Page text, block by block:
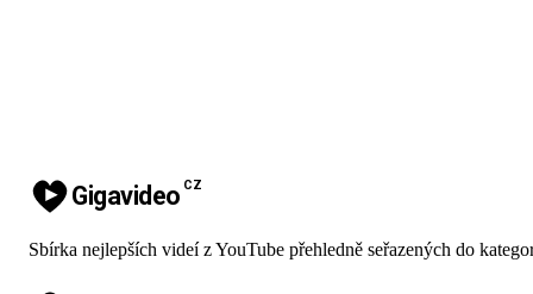
Gigavideo CZ
Sbírka nejlepších videí z YouTube přehledně seřazených do